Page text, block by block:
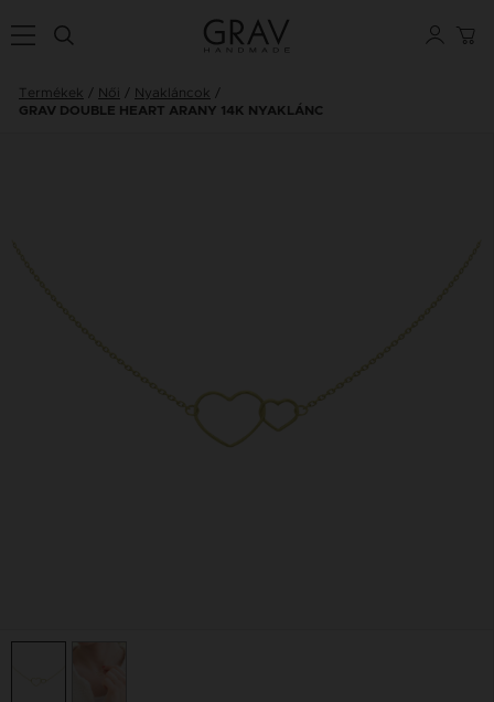
Termékek Női Nyakláncok
GRAV DOUBLE HEART ARANY 14K NYAKLÁNC